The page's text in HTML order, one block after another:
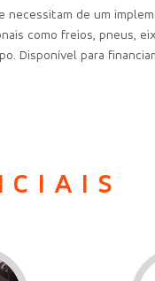
de um
como freios, pneus,
Disponível para